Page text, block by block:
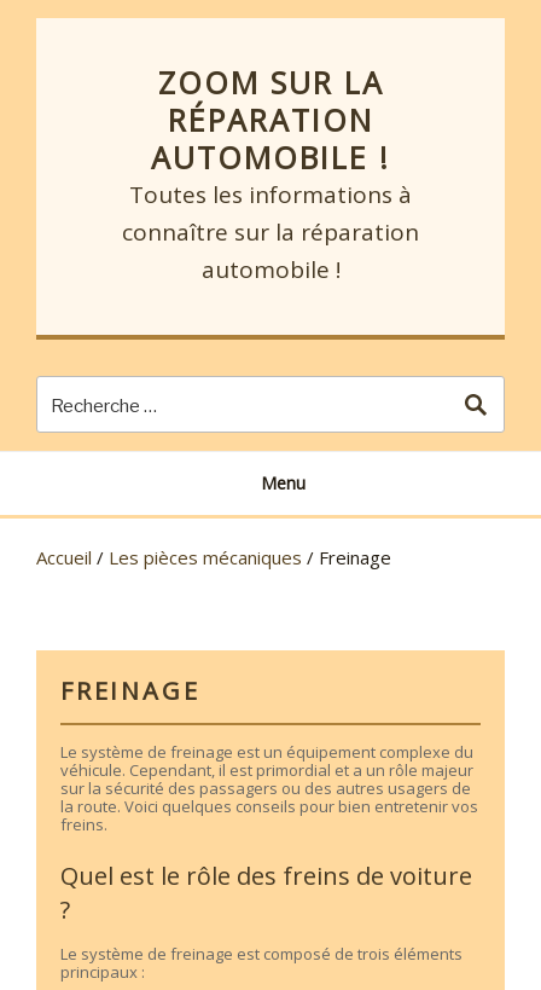
ZOOM SUR LA
RÉPARATION
AUTOMOBILE !
Toutes les informations à
connaître sur la réparation
automobile !
Menu
Accueil / Les pièces mécaniques / Freinage
FREINAGE
Le système de freinage est un équipement complexe du
véhicule. Cependant, il est primordial et a un rôle majeur
sur la sécurité des passagers ou des autres usagers de
la route. Voici quelques conseils pour bien entretenir vos
freins.
Quel est le rôle des freins de voiture
?
Le système de freinage est composé de trois éléments
principaux :